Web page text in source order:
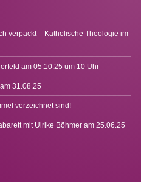
verpackt – Katholische Theologie im
am 05.10.25 um 10 Uhr
31.08.25
verzeichnet sind!
mit Ulrike Böhmer am 25.06.25